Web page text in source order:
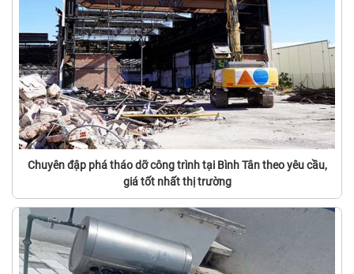
Chuyên đập phá tháo dỡ công trình tại Bình Tân theo yêu cầu,
giá tốt nhất thị trường